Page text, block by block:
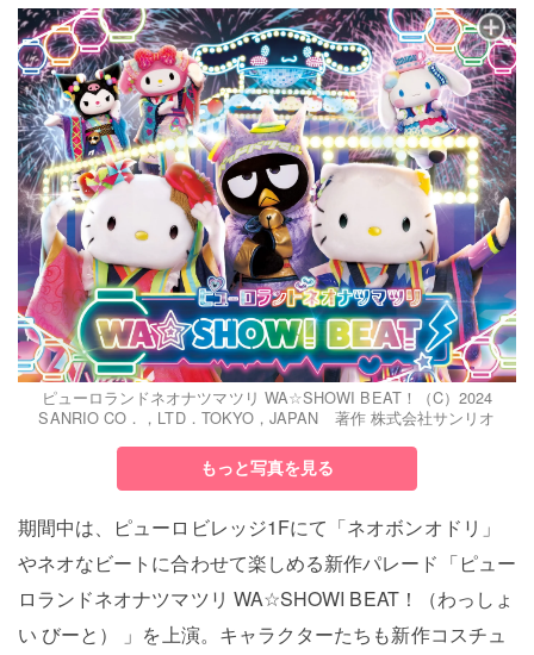
ピューロランドネオナツマツリ WA☆SHOWI BEAT！（C）2024
SANRIO CO．，LTD．TOKYO，JAPAN 著作 株式会社サンリオ
もっと写真を見る
期間中は、ピューロビレッジ1Fにて「ネオボンオドリ」
やネオなビートに合わせて楽しめる新作パレード「ピュー
ロランドネオナツマツリ WA☆SHOWI BEAT！（わっしょ
い びーと） 」を上演。キャラクターたちも新作コスチュ